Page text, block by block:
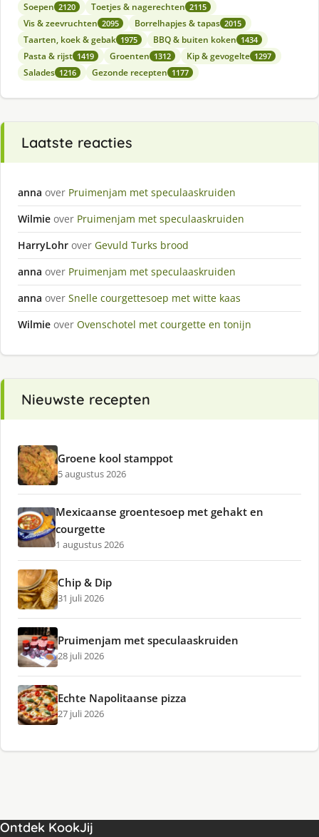
Soepen 2120 Toetjes & nagerechten 2115
Vis & zeevruchten 2095 Borrelhapjes & tapas 2015
Taarten, koek & gebak 1975 BBQ & buiten koken 1434
Pasta & rijst 1419 Groenten 1312 Kip & gevogelte 1297
Salades 1216 Gezonde recepten 1177
Laatste reacties
anna over Pruimenjam met speculaaskruiden
Wilmie over Pruimenjam met speculaaskruiden
HarryLohr over Gevuld Turks brood
anna over Pruimenjam met speculaaskruiden
anna over Snelle courgettesoep met witte kaas
Wilmie over Ovenschotel met courgette en tonijn
Nieuwste recepten
Groene kool stamppot
5 augustus 2026
Mexicaanse groentesoep met gehakt en
courgette
1 augustus 2026
Chip & Dip
31 juli 2026
Pruimenjam met speculaaskruiden
28 juli 2026
Echte Napolitaanse pizza
27 juli 2026
Ontdek KookJij